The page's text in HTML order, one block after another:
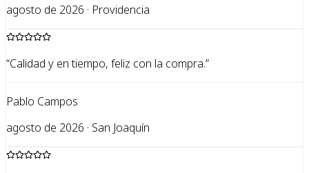
agosto de 2026 · Providencia
“Calidad y en tiempo, feliz con la compra.”
Pablo Campos
agosto de 2026 · San Joaquín